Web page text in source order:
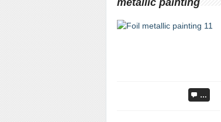
metallic painting
…